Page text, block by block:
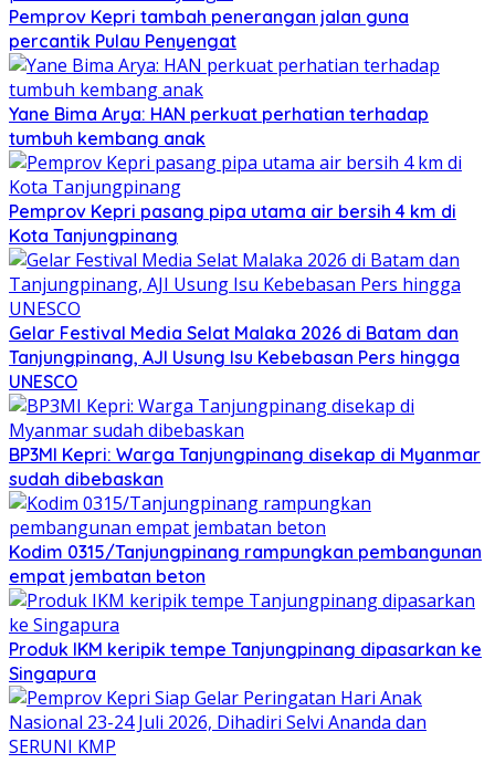
Pemprov Kepri tambah penerangan jalan guna
percantik Pulau Penyengat
Yane Bima Arya: HAN perkuat perhatian terhadap
tumbuh kembang anak
Pemprov Kepri pasang pipa utama air bersih 4 km di
Kota Tanjungpinang
Gelar Festival Media Selat Malaka 2026 di Batam dan
Tanjungpinang, AJI Usung Isu Kebebasan Pers hingga
UNESCO
BP3MI Kepri: Warga Tanjungpinang disekap di Myanmar
sudah dibebaskan
Kodim 0315/Tanjungpinang rampungkan pembangunan
empat jembatan beton
Produk IKM keripik tempe Tanjungpinang dipasarkan ke
Singapura